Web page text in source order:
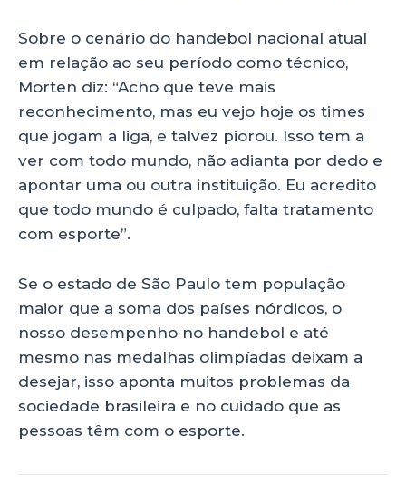
Sobre o cenário do handebol nacional atual
em relação ao seu período como técnico,
Morten diz: “Acho que teve mais
reconhecimento, mas eu vejo hoje os times
que jogam a liga, e talvez piorou. Isso tem a
ver com todo mundo, não adianta por dedo e
apontar uma ou outra instituição. Eu acredito
que todo mundo é culpado, falta tratamento
com esporte”.
Se o estado de São Paulo tem população
maior que a soma dos países nórdicos, o
nosso desempenho no handebol e até
mesmo nas medalhas olimpíadas deixam a
desejar, isso aponta muitos problemas da
sociedade brasileira e no cuidado que as
pessoas têm com o esporte.